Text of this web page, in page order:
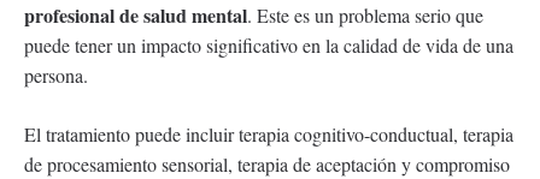
profesional de salud mental. Este es un problema serio que
puede tener un impacto significativo en la calidad de vida de una
persona.
El tratamiento puede incluir terapia cognitivo-conductual, terapia
de procesamiento sensorial, terapia de aceptación y compromiso